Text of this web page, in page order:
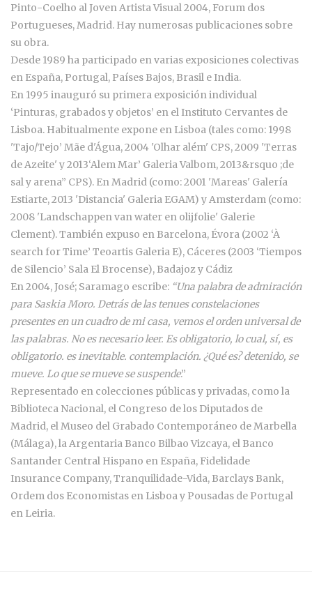
Pinto-Coelho al Joven Artista Visual 2004, Forum dos
Portugueses, Madrid. Hay numerosas publicaciones sobre
su obra.
Desde 1989 ha participado en varias exposiciones colectivas
en España, Portugal, Países Bajos, Brasil e India.
En 1995 inauguró su primera exposición individual
‘Pinturas, grabados y objetos’ en el Instituto Cervantes de
Lisboa. Habitualmente expone en Lisboa (tales como: 1998
'Tajo/Tejo’ Mãe d'Água, 2004 'Olhar além' CPS, 2009 'Terras
de Azeite' y 2013‘Alem Mar’ Galeria Valbom, 2013&rsquo ;de
sal y arena” CPS). En Madrid (como: 2001 'Mareas' Galería
Estiarte, 2013 'Distancia' Galeria EGAM) y Amsterdam (como:
2008 'Landschappen van water en olijfolie' Galerie
Clement). También expuso en Barcelona, Évora (2002 ‘À
search for Time’ Teoartis Galeria E), Cáceres (2003 ‘Tiempos
de Silencio’ Sala El Brocense), Badajoz y Cádiz
En 2004, José; Saramago escribe: “Una palabra de admiración
para Saskia Moro. Detrás de las tenues constelaciones
presentes en un cuadro de mi casa, vemos el orden universal de
las palabras. No es necesario leer. Es obligatorio, lo cual, sí, es
obligatorio. es inevitable. contemplación. ¿Qué es? detenido, se
mueve. Lo que se mueve se suspende.”
Representado en colecciones públicas y privadas, como la
Biblioteca Nacional, el Congreso de los Diputados de
Madrid, el Museo del Grabado Contemporáneo de Marbella
(Málaga), la Argentaria Banco Bilbao Vizcaya, el Banco
Santander Central Hispano en España, Fidelidade
Insurance Company, Tranquilidade-Vida, Barclays Bank,
Ordem dos Economistas en Lisboa y Pousadas de Portugal
en Leiria.